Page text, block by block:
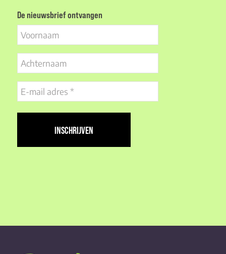
De nieuwsbrief ontvangen
Voornaam
Achternaam
E-
mail
adres